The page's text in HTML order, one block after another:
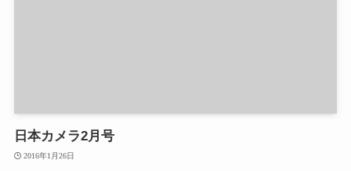
日本カメラ2月号
2016年1月26日